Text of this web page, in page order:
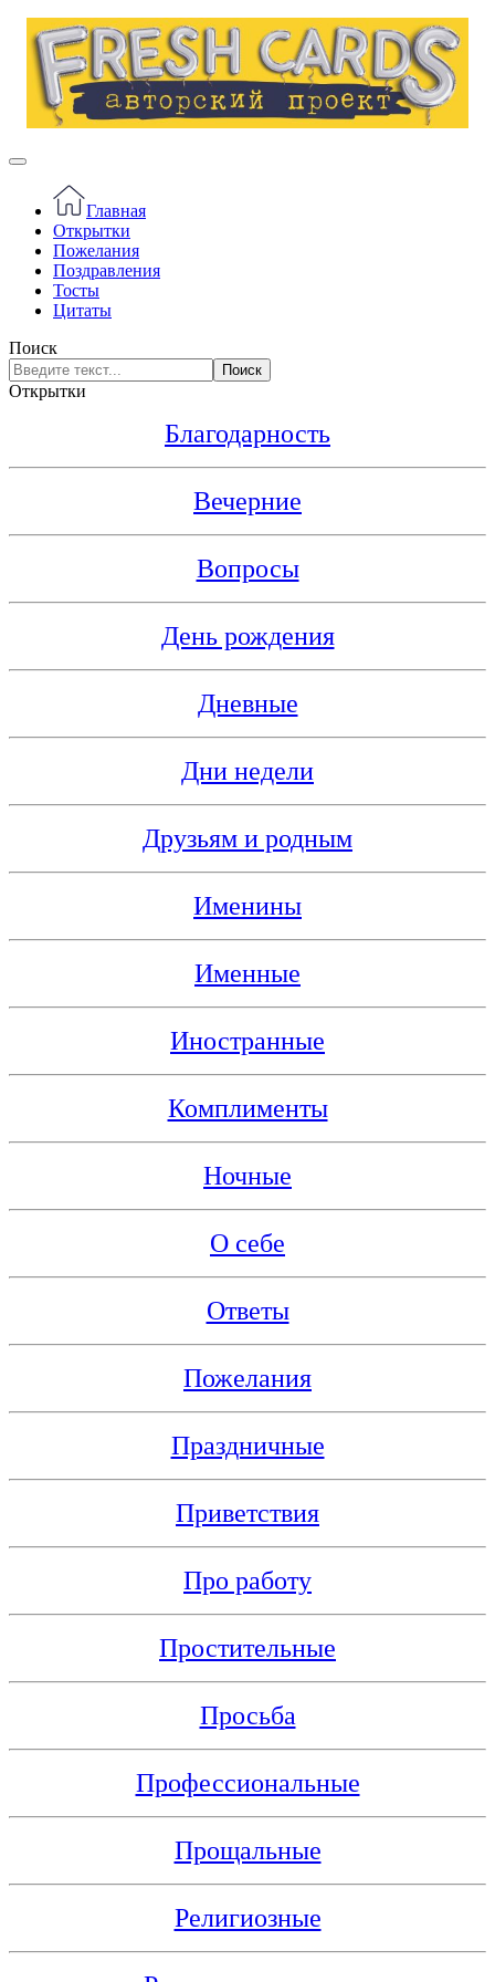
Главная
Открытки
Пожелания
Поздравления
Тосты
Цитаты
Поиск
Поиск
Открытки
Благодарность
Вечерние
Вопросы
День рождения
Дневные
Дни недели
Друзьям и родным
Именины
Именные
Иностранные
Комплименты
Ночные
О себе
Ответы
Пожелания
Праздничные
Приветствия
Про работу
Простительные
Просьба
Профессиональные
Прощальные
Религиозные